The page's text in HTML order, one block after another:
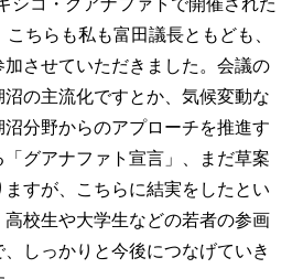
シコ・グアナファトで開催された
ちらも私も富田議長ともども、
加させていただきました。会議の
の主流化ですとか、気候変動な
分野からのアプローチを推進す
グアナファト宣言」、まだ草案
すが、こちらに結実をしたとい
高校生や大学生などの若者の参画
しっかりと今後につなげていき